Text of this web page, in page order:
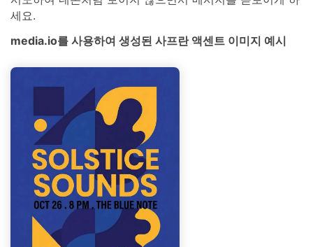
세요.
media.io를 사용하여 생성된 사프란 액센트 이미지 예시